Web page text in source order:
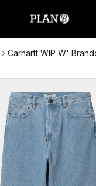
Carhartt WIP W'